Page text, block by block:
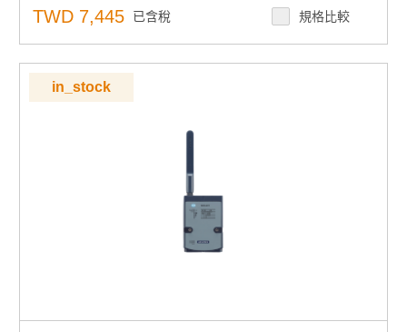
TWD 7,445 已含稅 規格比較
in_stock